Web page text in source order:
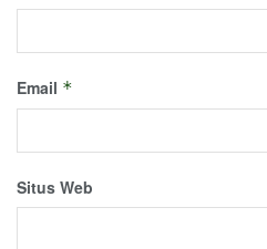
Email *
Situs Web